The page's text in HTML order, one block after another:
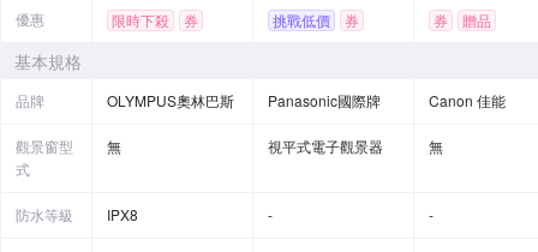
優惠 限時下殺 券 挑戰低價
券
券 贈品
基本規格
品牌 OLYMPUS奧林巴斯 Panasonic國際牌 Canon 佳能
觀景窗型
式
無 視平式電子觀景器 無
防水等級 IPX8 - -